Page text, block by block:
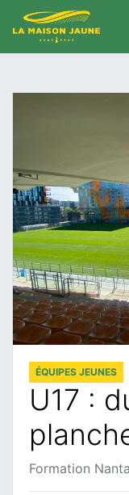
ÉQUIPES JEUNES
U17 :
Formation